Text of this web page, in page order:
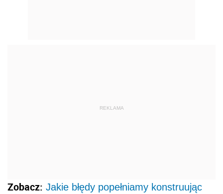
REKLAMA
Zobacz: Jakie błędy popełniamy konstruując